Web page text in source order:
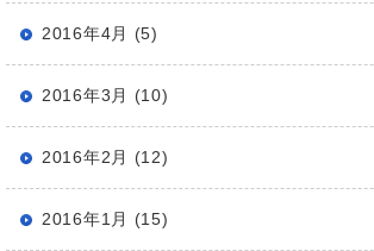
2016年4月 (5)
2016年3月 (10)
2016年2月 (12)
2016年1月 (15)